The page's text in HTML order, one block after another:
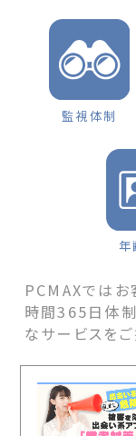
監視体制
年
PCMAXではお
時間365日体
なサービスをご